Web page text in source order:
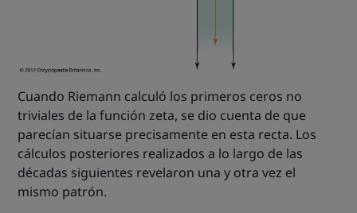
Cuando Riemann calculó los primeros ceros no
triviales de la función zeta, se dio cuenta de que
parecían situarse precisamente en esta recta. Los
cálculos posteriores realizados a lo largo de las
décadas siguientes revelaron una y otra vez el
mismo patrón.